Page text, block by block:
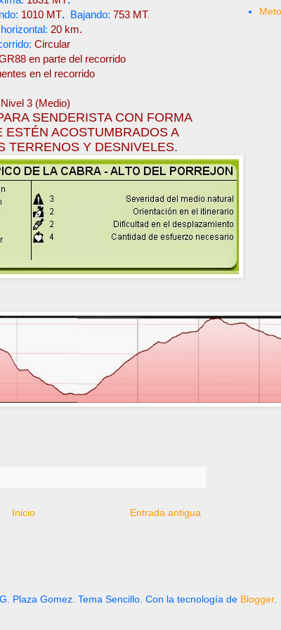
1010 MT.Bajando: 753 MT.
20 km.
Circular
en parte del recorrido
en el recorrido
Nivel 3 (Medio)
SENDERISTA CON FORMA
ESTÉN ACOSTUMBRADOS A
TERRENOS Y DESNIVELES.
Entrada antigua
Inicio
Plaza Gomez. Tema Sencillo. Con la tecnología de Blogger.